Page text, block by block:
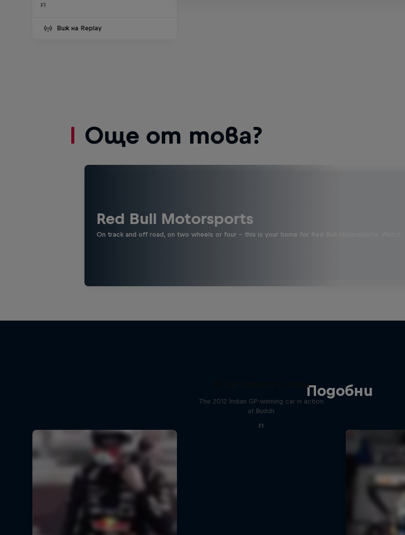
F1
Виж на Replay
Още от това?
Red Bull Motorsports
On track and off road, on two wheels or four - this is your home for Red Bull Motorsports. Watch …
Подобни
F1 Car Returns to India
The 2012 Indian GP-winning car in action
at Buddh
F1